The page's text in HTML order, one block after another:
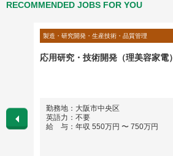
RECOMMENDED JOBS FOR YOU
製造・研究開発・生産技術・品質管理
応用研究・技術開発（理美容家電）
勤務地：大阪市中央区
英語力：不要
給 与：年収 550万円 〜 750万円